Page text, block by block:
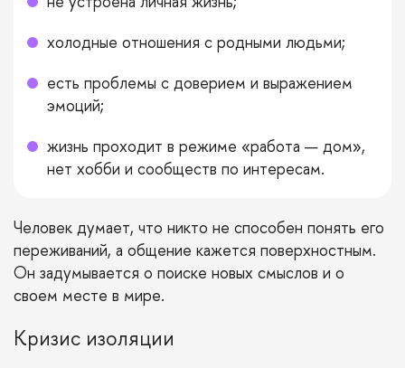
холодные отношения с родными людьми;
есть проблемы с доверием и выражением
эмоций;
жизнь проходит в режиме «работа — дом»,
нет хобби и сообществ по интересам.
Человек думает, что никто не способен понять его
переживаний, а общение кажется поверхностным.
Он задумывается о поиске новых смыслов и о
своем месте в мире.
Кризис изоляции